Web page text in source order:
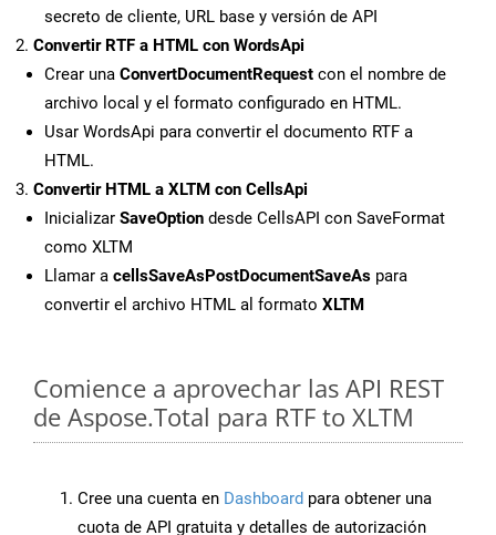
secreto de cliente, URL base y versión de API
Convertir RTF a HTML con WordsApi
Crear una ConvertDocumentRequest con el nombre de
archivo local y el formato configurado en HTML.
Usar WordsApi para convertir el documento RTF a
HTML.
Convertir HTML a XLTM con CellsApi
Inicializar SaveOption desde CellsAPI con SaveFormat
como XLTM
Llamar a cellsSaveAsPostDocumentSaveAs para
convertir el archivo HTML al formato XLTM
Comience a aprovechar las API REST
de Aspose.Total para RTF to XLTM
Cree una cuenta en Dashboard para obtener una
cuota de API gratuita y detalles de autorización